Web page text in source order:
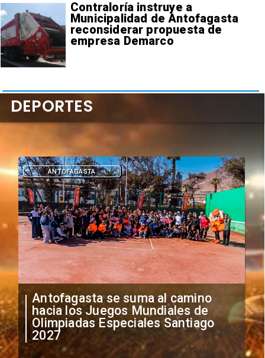
Contraloría instruye a
Municipalidad de Antofagasta
reconsiderar propuesta de
empresa Demarco
"Falta de profesionalismo": Sifup
anuncia medidas por situación
irregular de futbolistas
extranjeros
DEPORTES
DEPORTES